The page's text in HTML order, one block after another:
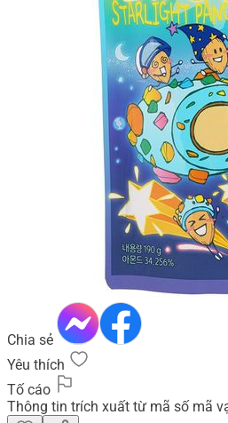
Chia sẻ
Yêu thích
Tố cáo
Thông tin trích xuất từ mã số mã